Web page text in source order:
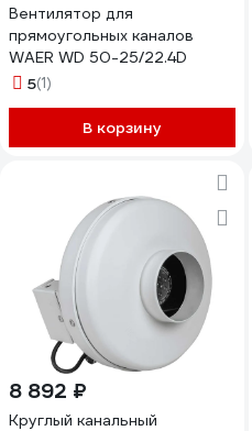
Вентилятор для
прямоугольных каналов
WAER WD 50-25/22.4D
5(1)
В корзину
8 892 ₽
Круглый канальный